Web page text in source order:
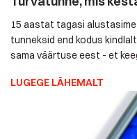
15 aastat tagasi
tunneksid end kodus
sama väärtuse eest - et
selle teekonna jooksul meid
pühendumus on see, mis
LUGEGE LÄHEMALT